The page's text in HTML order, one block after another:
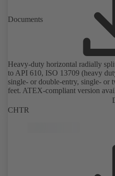
Documents
Heavy-duty horizontal radially
to API 610, ISO 13709 (heavy
single- or double-entry, single- or
feet. ATEX-compliant version
CHTR